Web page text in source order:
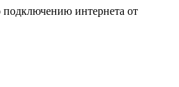
интернета от